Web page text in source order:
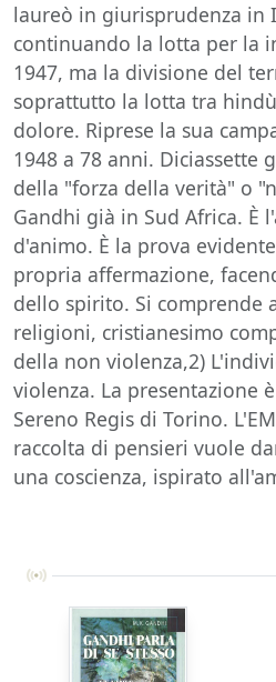
laureò in giurisprudenza in
continuando la lotta per la
1947, ma la divisione del
soprattutto la lotta tra
dolore. Riprese la sua
1948 a 78 anni.
della "forza della verità" o
Gandhi già in Sud Africa. È
d'animo. È la prova
propria affermazione,
dello spirito. Si comprende
religioni, cristianesimo
della non violenza,2)
violenza. La presentazione
Sereno Regis di Torino.
raccolta di pensieri vuole
una coscienza, ispirato